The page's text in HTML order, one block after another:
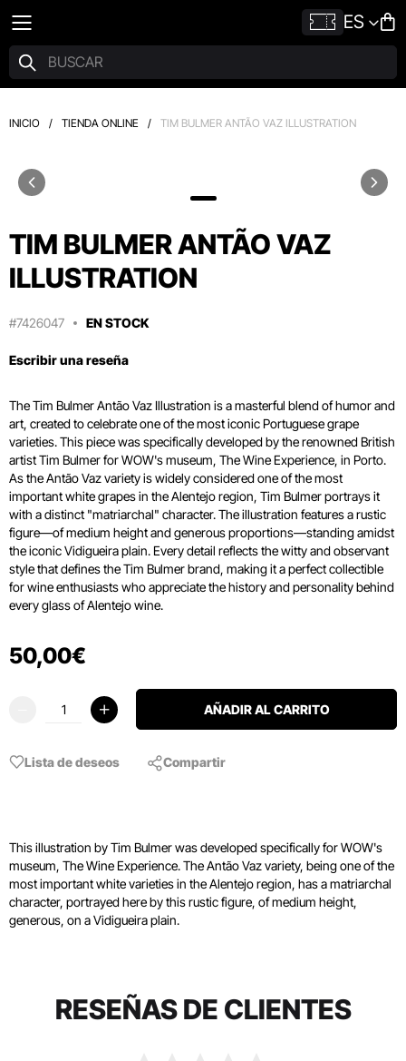
ES
INICIO / TIENDA ONLINE / TIM BULMER ANTÃO VAZ ILLUSTRATION
TIM BULMER ANTÃO VAZ
ILLUSTRATION
#7426047 EN STOCK
Escribir una reseña
The Tim Bulmer Antão Vaz Illustration is a masterful blend of humor and
art, created to celebrate one of the most iconic Portuguese grape
varieties. This piece was specifically developed by the renowned British
artist Tim Bulmer for WOW's museum, The Wine Experience, in Porto.
As the Antão Vaz variety is widely considered one of the most
important white grapes in the Alentejo region, Tim Bulmer portrays it
with a distinct "matriarchal" character. The illustration features a rustic
figure—of medium height and generous proportions—standing amidst
the iconic Vidigueira plain. Every detail reflects the witty and observant
style that defines the Tim Bulmer brand, making it a perfect collectible
for wine enthusiasts who appreciate the history and personality behind
every glass of Alentejo wine.
50,00€
AÑADIR AL CARRITO
Lista de deseos Compartir
This illustration by Tim Bulmer was developed specifically for WOW's
museum, The Wine Experience. The Antão Vaz variety, being one of the
most important white varieties in the Alentejo region, has a matriarchal
character, portrayed here by this rustic figure, of medium height,
generous, on a Vidigueira plain.
RESEÑAS DE CLIENTES